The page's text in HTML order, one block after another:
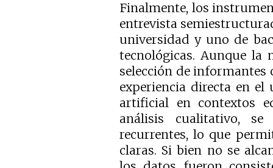
Finalmente, los
entrevista
universidad y uno de
tecnológicas. Aunque la
selección de
experiencia directa en el
artificial en contextos
análisis cualitativo,
recurrentes, lo que
claras. Si bien no se